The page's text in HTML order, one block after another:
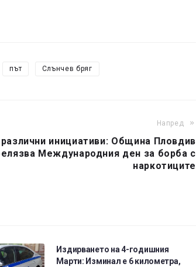
път Слънчев бряг
Напред
инициативи: Община Пловдив
Международния ден за борба с
наркотиците
Издирването на 4-годишния
Марти: Изминал е 6 километра,